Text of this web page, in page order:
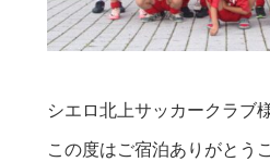
シエロ北上サッカークラブ
この度はご宿泊ありがとう